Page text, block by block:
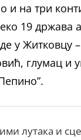
и на три
19 држава
у Житковцу
глумац и
лутака и